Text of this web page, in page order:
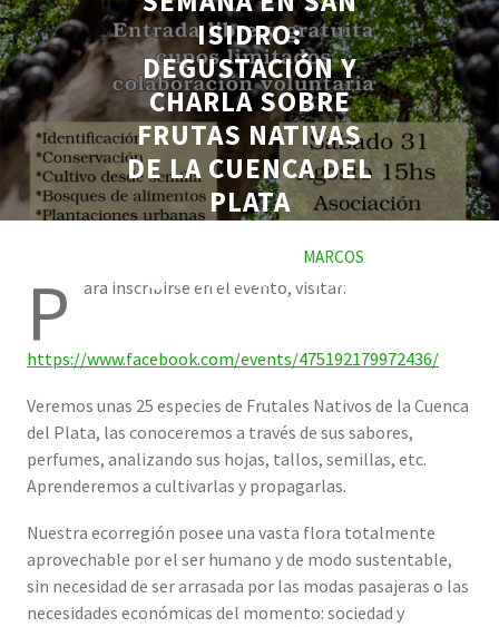
ISIDRO:
DEGUSTACIÓN Y
CHARLA SOBRE
FRUTAS NATIVAS
DE LA CUENCA DEL
PLATA
MARCOS
0 COMMENTS
6 TAGS
P ara inscribirse en el evento, visitar:
https://www.facebook.com/events/475192179972436/
Veremos unas 25 especies de Frutales Nativos de la Cuenca
del Plata, las conoceremos a través de sus sabores,
perfumes, analizando sus hojas, tallos, semillas, etc.
Aprenderemos a cultivarlas y propagarlas.
Nuestra ecorregión posee una vasta flora totalmente
aprovechable por el ser humano y de modo sustentable,
sin necesidad de ser arrasada por las modas pasajeras o las
necesidades económicas del momento: sociedad y